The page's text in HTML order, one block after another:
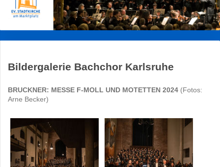
Bildergalerie Bachchor Karlsruhe
BRUCKNER: MESSE F-MOLL UND MOTETTEN 2024 (Fotos:
Arne Becker)